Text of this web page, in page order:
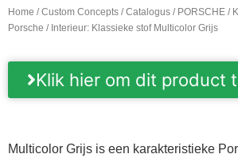
Home /Custom Concepts /Catalogus / PORSCHE /
Porsche / Interieur: Klassieke stof Multicolor Grijs
Klik hier om dit product
Multicolor Grijs is een karakteristieke